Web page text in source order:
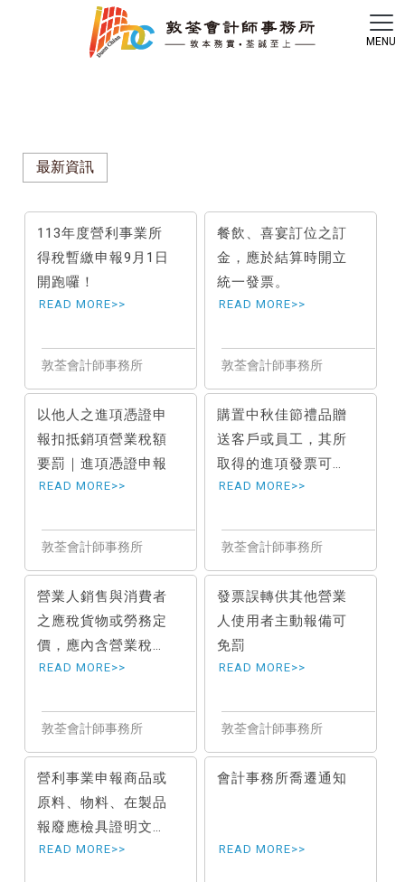
最新資訊
113年度營利事業所
得稅暫繳申報9月1日
開跑囉！
餐飲、喜宴訂位之訂
金，應於結算時開立
統一發票。
以他人之進項憑證申
報扣抵銷項營業稅額
要罰｜進項憑證申報
購置中秋佳節禮品贈
送客戶或員工，其所
取得的進項發票可否
申報扣抵銷項稅額
營業人銷售與消費者
之應稅貨物或勞務定
價，應內含營業稅。
｜營利事業所得稅申
發票誤轉供其他營業
人使用者主動報備可
免罰
營利事業申報商品或
原料、物料、在製品
報廢應檢具證明文件
核實認列損失｜營利
會計事務所喬遷通知